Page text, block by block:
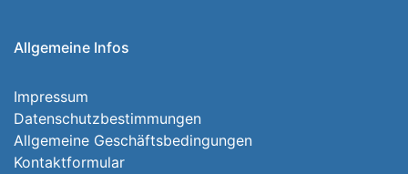
Allgemeine Infos
Impressum
Datenschutzbestimmungen
Allgemeine Geschäftsbedingungen
Kontaktformular